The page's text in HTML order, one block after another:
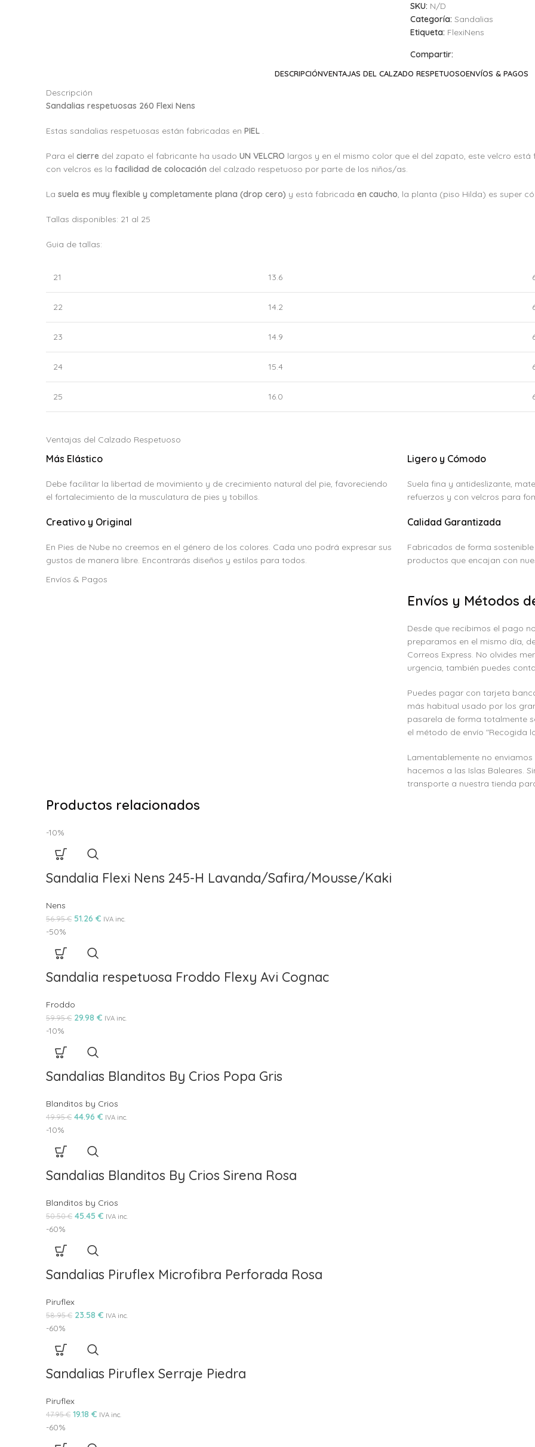
SKU: N/D
Categoría: Sandalias
Etiqueta: FlexiNens
Compartir:
DESCRIPCIÓNVENTAJAS DEL CALZADO RESPETUOSOENVÍOS & PAGOS
Descripción
Sandalias respetuosas 260 Flexi Nens
Estas sandalias respetuosas están fabricadas en PIEL .
Para el cierre del zapato el fabricante ha usado UN VELCRO largos y en el mismo color que el del zapato, este velcro
con velcros es la facilidad de colocación del calzado respetuoso por parte de los niños/as.
La suela es muy flexible y completamente plana (drop cero) y está fabricada en caucho, la planta (piso Hilda) es super
Tallas disponibles: 21 al 25
Guia de tallas:
21 13.6
22 14.2
23 14.9
24 15.4
25 16.0
Ventajas del Calzado Respetuoso
Más Elástico
Debe facilitar la libertad de movimiento y de crecimiento natural del pie, favoreciendo
el fortalecimiento de la musculatura de pies y tobillos.
Ligero y Cómodo
Suela fina y antideslizante,
refuerzos y con velcros para
Creativo y Original
En Pies de Nube no creemos en el género de los colores. Cada uno podrá expresar sus
gustos de manera libre. Encontrarás diseños y estilos para todos.
Calidad Garantizada
Fabricados de forma
productos que encajan con
Envíos & Pagos
Envíos y Métodos
Desde que recibimos el pago
preparamos en el mismo día,
Correos Express. No olvides
urgencia, también puedes
Puedes pagar con tarjeta
más habitual usado por los
pasarela de forma totalmente
el método de envío "Recogida
Lamentablemente no
hacemos a las Islas Baleares.
transporte a nuestra tienda
Productos relacionados
-10%
Sandalia Flexi Nens 245-H Lavanda/Safira/Mousse/Kaki
Nens
56.95€ 51.26 € IVA inc.
-50%
Sandalia respetuosa Froddo Flexy Avi Cognac
Froddo
59.95€ 29.98 € IVA inc.
-10%
Sandalias Blanditos By Crios Popa Gris
Blanditos by Crios
49.95€ 44.96 € IVA inc.
-10%
Sandalias Blanditos By Crios Sirena Rosa
Blanditos by Crios
50.50€ 45.45 € IVA inc.
-60%
Sandalias Piruflex Microfibra Perforada Rosa
Piruflex
58.95€ 23.58 € IVA inc.
-60%
Sandalias Piruflex Serraje Piedra
Piruflex
47.95€ 19.18 € IVA inc.
-60%